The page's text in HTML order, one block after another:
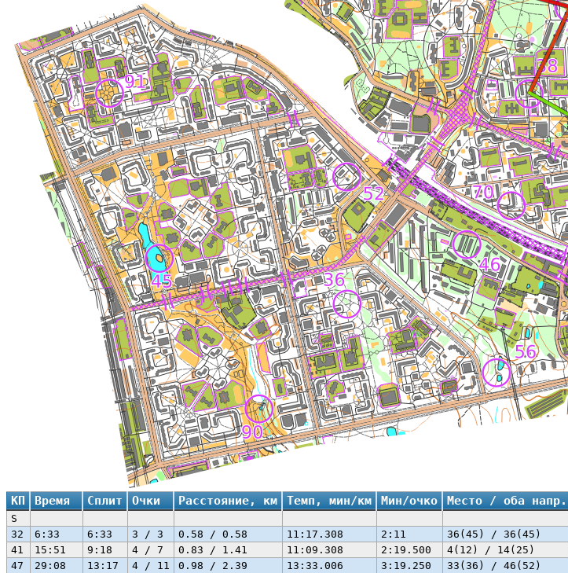
КП Время Сплит Очки Расстояние, км Темп, мин/км Мин/очко Место / оба напр.
S
32
6:33 6:33 3 / 3 0.58 / 0.58 11:17.308 2:11
36(45) / 36(45)
41
15:51 9:18 4 / 7 0.83 / 1.41 11:09.308 2:19.500
4(12) / 14(25)
47
29:08 13:17 4 / 11 0.98 / 2.39 13:33.006 3:19.250 33(36) / 46(52)